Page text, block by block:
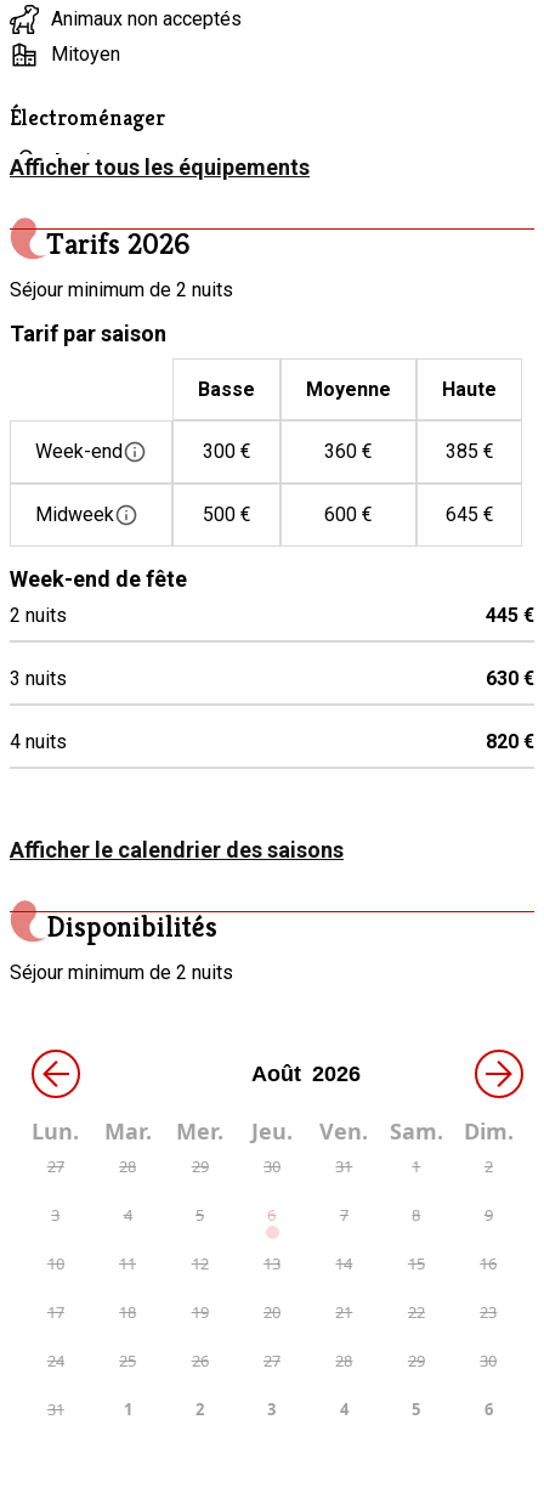
Animaux non acceptés
Mitoyen
Électroménager
Aspirateur
Congélateur
Grille-pain
Lave-vaisselle
Afficher tous les équipements
Tarifs 2026
Séjour minimum de 2 nuits
Tarif par saison
Basse Moyenne Haute
Week-end 300 € 360 € 385 €
Midweek 500 € 600 € 645 €
Week-end de fête
2 nuits 445 €
3 nuits 630 €
4 nuits 820 €
Afficher le calendrier des saisons
Disponibilités
Séjour minimum de 2 nuits
← →
Lun. Mar. Mer. Jeu. Ven. Sam. Dim.
27 28 29 30 31 1 2
3 4 5 6 7 8 9
10 11 12 13 14 15 16
17 18 19 20 21 22 23
24 25 26 27 28 29 30
31 1 2 3 4 5 6